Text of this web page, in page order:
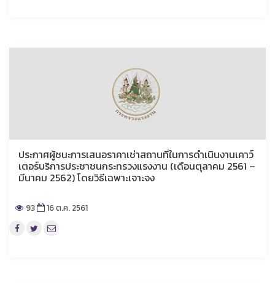
ประกาศผู้ชนะการเสนอราคาเช่าสถานที่ในการดำเนินงานเคาว์
เตอร์บริการประชาชนกระทรวงแรงงาน (เดือนตุลาคม 2561 –
มีนาคม 2562) โดยวิธีเฉพาะเจาะจง
93 16 ต.ค. 2561